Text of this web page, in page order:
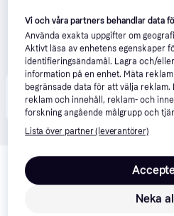
Produkten finns även hos 1 butik
samarbeta med PriceRunner.
Relaterade
Vi har plockat fram ett urval av
Vi och våra partners behandlar data
Använda exakta uppgifter om
Aktivt läsa av enhetens egenskaper
identifieringsändamål. Lagra och/
information på en enhet. Mäta
begränsade data för att välja reklam.
reklam och innehåll, reklam- och
forskning angående målgrupp och
Lista över partner (leverantörer)
Neka